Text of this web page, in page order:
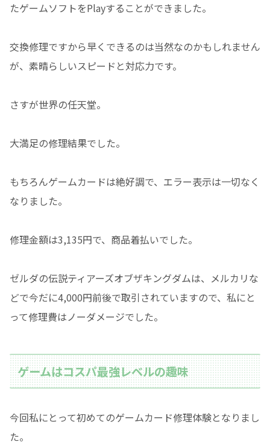
たゲームソフトをPlayすることができました。
交換修理ですから早くできるのは当然なのかもしれません
が、素晴らしいスピードと対応力です。
さすが世界の任天堂。
大満足の修理結果でした。
もちろんゲームカードは絶好調で、エラー表示は一切なく
なりました。
修理金額は3,135円で、商品着払いでした。
ゼルダの伝説ティアーズオブザキングダムは、メルカリな
どで今だに4,000円前後で取引されていますので、私にと
って修理費はノーダメージでした。
ゲームはコスパ最強レベルの趣味
今回私にとって初めてのゲームカード修理体験となりまし
た。